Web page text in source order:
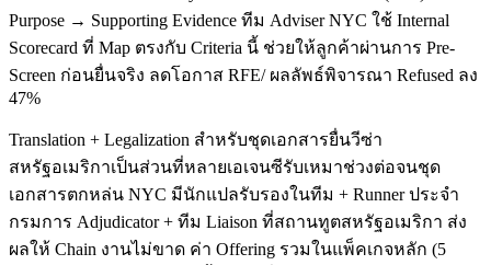
Purpose → Supporting Evidence ทีม Adviser NYC ใช้ Internal
Scorecard ที่ Map ตรงกับ Criteria นี้ ช่วยให้ลูกค้าผ่านการ Pre-
Screen ก่อนยื่นจริง ลดโอกาส RFE/ ผลลัพธ์พิจารณา Refused ลง
47%
Translation + Legalization สำหรับชุดเอกสารยื่นวีซ่า
สหรัฐอเมริกาเป็นส่วนที่หลายเอเจนซีรับเหมาช่วงต่อจนชุด
เอกสารตกหล่น NYC มีนักแปลรับรองในทีม + Runner ประจำ
กรมการ Adjudicator + ทีม Liaison ที่สถานทูตสหรัฐอเมริกา ส่ง
ผลให้ Chain งานไม่ขาด ค่า Offering รวมในแพ็คเกจหลัก (5